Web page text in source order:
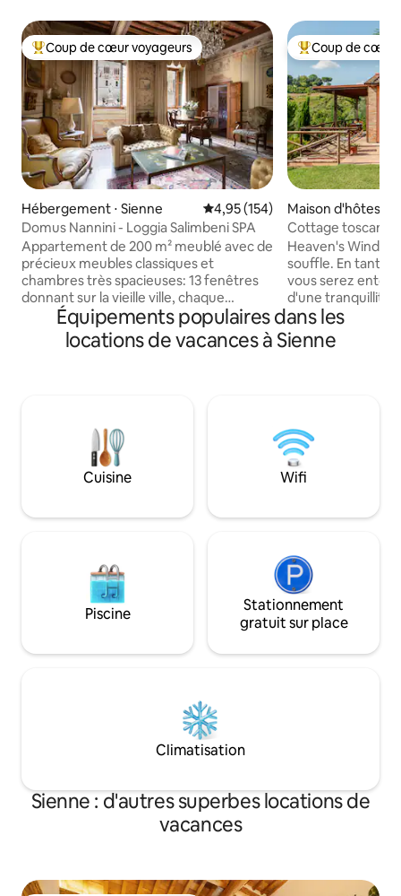
Coups de cœur voyageurs les plus appréciés
Coup de cœur voyageurs
Hébergement ⋅ Sienne Évaluation moyenne sur la
4,95 (154)
Domus Nannini - Loggia Salimbeni SPA
Appartement de 200 m² meublé avec de
précieux meubles classiques et
chambres très spacieuses: 13 fenêtres
donnant sur la vieille ville, chaque
fenêtre offre une vue unique sur la ville.
Salon grand et spacieux avec une vue
incomparable sur le début de Banchi di
canapé-lit et la même vue exclusive. 2
grandes chambres avec vue sur la ville et
lits king-size. 3 salles de bains dont une
avec jacuzzi et une avec douche. Un
une entrée spacieuse et une terrasse
Salle à manger avec vue panoramique
sur le Duomo de Sienne et la Basilique de
San Domenico qui se distinguent par les
toits médiévaux de Sienne à quelques
équipée avec buanderie. Il occupe tout
privilégiées sur Sienne et ses merveilles
Banchi sopra Sopra, le parcours principal
du centre historique de Sienne, en
meilleures boutiques du centre avec
toutes les marques de haute couture,
de nombreux restaurants; Vignobles,
Coups de cœur
Coup de cœur
Maison d'hôtes ⋅
Cottage toscan
paradisiaque
Heaven's
souffle. En tant
vous serez
d'une tranquillité
d'oiseaux et de
bas de la vallée et
promenades,
d'Orcia et
chaudes. Un
restaurants
l'antiquité au
aux vins sublimes.
Équipements populaires dans les
locations de vacances à Sienne
Cuisine Wifi
Piscine
Stationnement
gratuit sur place
Climatisation
Sienne : d'autres superbes locations de
vacances